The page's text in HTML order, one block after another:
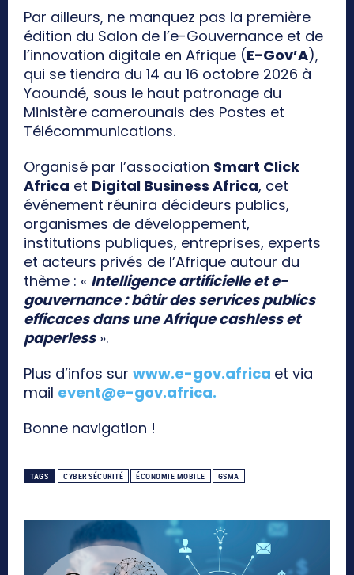
Par ailleurs, ne manquez pas la première
édition du Salon de l’e-Gouvernance et de
l’innovation digitale en Afrique (E-Gov’A),
qui se tiendra du 14 au 16 octobre 2026 à
Yaoundé, sous le haut patronage du
Ministère camerounais des Postes et
Télécommunications.
Organisé par l’association Smart Click
Africa et Digital Business Africa, cet
événement réunira décideurs publics,
organismes de développement,
institutions publiques, entreprises, experts
et acteurs privés de l’Afrique autour du
thème : « Intelligence artificielle et e-
gouvernance : bâtir des services publics
efficaces dans une Afrique cashless et
paperless».
Plus d’infos sur www.e-gov.africa et via
mail event@e-gov.africa.
Bonne navigation !
TAGS CYBER SÉCURITÉ ÉCONOMIE MOBILE GSMA